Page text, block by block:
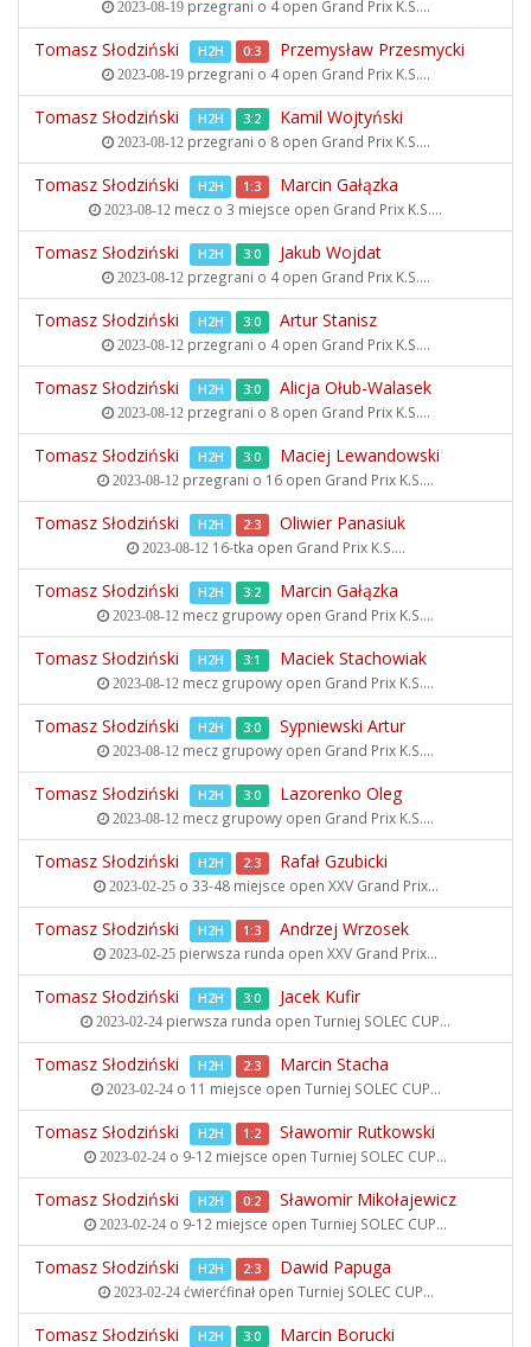
2023-08-19przegrani o 4 open Grand Prix K.S....
Tomasz Słodziński H2H 0:3 Przemysław Przesmycki
2023-08-19przegrani o 4 open Grand Prix K.S....
Tomasz Słodziński H2H 3:2 Kamil Wojtyński
2023-08-12przegrani o 8 open Grand Prix K.S....
Tomasz Słodziński H2H 1:3 Marcin Gałązka
2023-08-12 mecz o 3 miejsce open Grand Prix K.S....
Tomasz Słodziński H2H 3:0 Jakub Wojdat
2023-08-12przegrani o 4 open Grand Prix K.S....
Tomasz Słodziński H2H 3:0 Artur Stanisz
2023-08-12przegrani o 4 open Grand Prix K.S....
Tomasz Słodziński H2H 3:0 Alicja Ołub-Walasek
2023-08-12przegrani o 8 open Grand Prix K.S....
Tomasz Słodziński H2H 3:0 Maciej Lewandowski
2023-08-12 przegrani o 16 open Grand Prix K.S....
Tomasz Słodziński H2H 2:3 Oliwier Panasiuk
2023-08-1216-tka open Grand Prix K.S....
Tomasz Słodziński H2H 3:2 Marcin Gałązka
2023-08-12 mecz grupowy open Grand Prix K.S....
Tomasz Słodziński H2H 3:1 Maciek Stachowiak
2023-08-12 mecz grupowy open Grand Prix K.S....
Tomasz Słodziński H2H 3:0 Sypniewski Artur
2023-08-12 mecz grupowy open Grand Prix K.S....
Tomasz Słodziński H2H 3:0 Lazorenko Oleg
2023-08-12 mecz grupowy open Grand Prix K.S....
Tomasz Słodziński H2H 2:3 Rafał Gzubicki
2023-02-25o 33-48 miejsce open XXV Grand Prix...
Tomasz Słodziński H2H 1:3 Andrzej Wrzosek
2023-02-25 pierwsza runda open XXV Grand Prix...
Tomasz Słodziński H2H 3:0 Jacek Kufir
2023-02-24 pierwsza runda open Turniej SOLEC CUP...
Tomasz Słodziński H2H 2:3 Marcin Stacha
2023-02-24o 11 miejsce open Turniej SOLEC CUP...
Tomasz Słodziński H2H 1:2 Sławomir Rutkowski
2023-02-24 o 9-12 miejsce open Turniej SOLEC CUP...
Tomasz Słodziński H2H 0:2 Sławomir Mikołajewicz
2023-02-24 o 9-12 miejsce open Turniej SOLEC CUP...
Tomasz Słodziński H2H 2:3 Dawid Papuga
2023-02-24ćwierćfinał open Turniej SOLEC CUP...
Tomasz Słodziński H2H 3:0 Marcin Borucki